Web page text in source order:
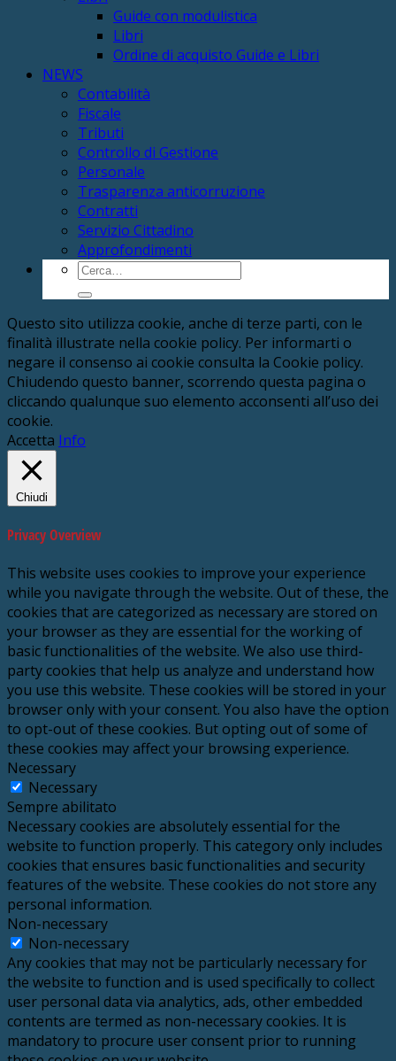
Guide con modulistica
Libri
Ordine di acquisto Guide e Libri
NEWS
Contabilità
Fiscale
Tributi
Controllo di Gestione
Personale
Trasparenza anticorruzione
Contratti
Servizio Cittadino
Approfondimenti
Cerca:
Questo sito utilizza cookie, anche di terze parti, con le
finalità illustrate nella cookie policy. Per informarti o
negare il consenso ai cookie consulta la Cookie policy.
Chiudendo questo banner, scorrendo questa pagina o
cliccando qualunque suo elemento acconsenti all’uso dei
cookie.
Accetta Info
Chiudi
Privacy Overview
This website uses cookies to improve your experience
while you navigate through the website. Out of these, the
cookies that are categorized as necessary are stored on
your browser as they are essential for the working of
basic functionalities of the website. We also use third-
party cookies that help us analyze and understand how
you use this website. These cookies will be stored in your
browser only with your consent. You also have the option
to opt-out of these cookies. But opting out of some of
these cookies may affect your browsing experience.
Necessary
Necessary
Sempre abilitato
Necessary cookies are absolutely essential for the
website to function properly. This category only includes
cookies that ensures basic functionalities and security
features of the website. These cookies do not store any
personal information.
Non-necessary
Non-necessary
Any cookies that may not be particularly necessary for
the website to function and is used specifically to collect
user personal data via analytics, ads, other embedded
contents are termed as non-necessary cookies. It is
mandatory to procure user consent prior to running